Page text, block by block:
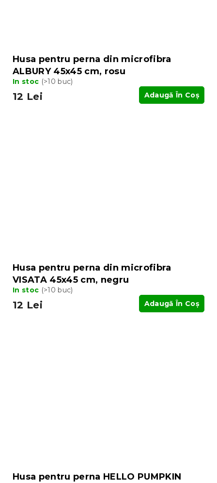
Husa pentru perna din microfibra
ALBURY 45x45 cm, rosu
In stoc (>10 buc)
12 Lei Adaugă În Coş
Husa pentru perna din microfibra
VISATA 45x45 cm, negru
In stoc (>10 buc)
12 Lei Adaugă În Coş
Husa pentru perna HELLO PUMPKIN